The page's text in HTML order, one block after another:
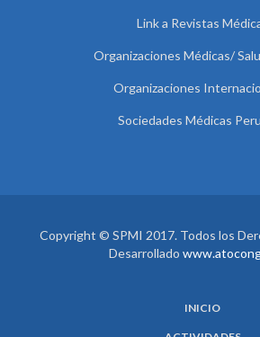
Link a Revistas
Organizaciones Médicas/
Organizaciones
Sociedades Médicas
Copyright © SPMI 2017. Todos los
Desarrollado
INICIO